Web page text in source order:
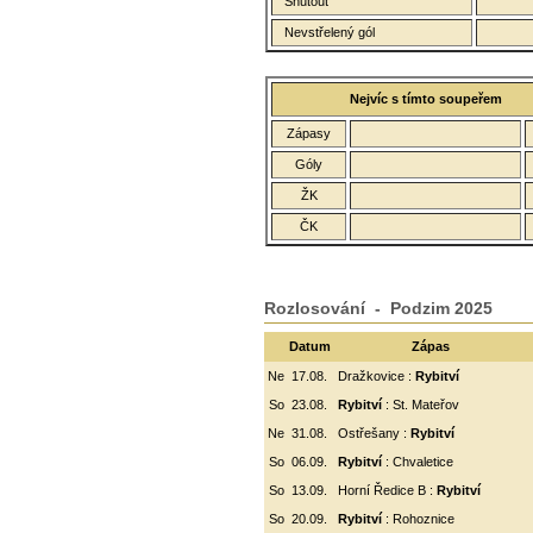
Nevstřelený gól
Nejvíc s tímto soupeřem
Zápasy
Góly
ŽK
ČK
Rozlosování - Podzim 2025
Datum Zápas
Ne 17.08. Dražkovice : Rybitví
So 23.08. Rybitví: St. Mateřov
Ne 31.08. Ostřešany : Rybitví
So 06.09. Rybitví : Chvaletice
So
13.09. Horní Ředice B : Rybitví
So 20.09. Rybitví : Rohoznice